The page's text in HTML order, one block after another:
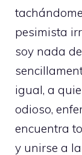
pesimista
soy nada
igual, a
odioso,
encuentra
y unirse a